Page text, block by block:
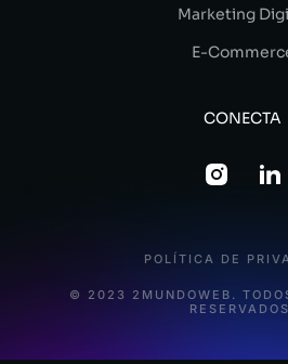
Marketing
E-
CONECTA
© 2023 2MUNDOWEB.
POLÍTICA DE